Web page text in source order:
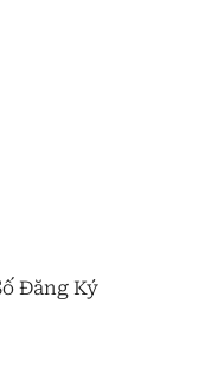
Đăng Ký